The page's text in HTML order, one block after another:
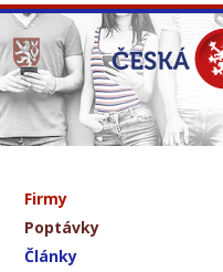
Firmy
Poptávky
Články